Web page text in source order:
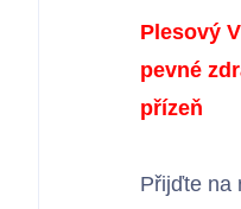
Plesový
pevné
přízeň
Přijďte na